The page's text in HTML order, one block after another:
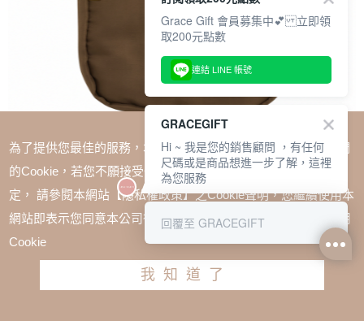
Wasabi Bear-黃芥末熊雙層斜背尼龍隨身包 咖
為了提供您最佳的服務，本網站會在您的電腦中放置並取用我們
的Cookie，若您不願接受Cookie時應如何變更電腦的Cookie設
定， 請參閱本網站【隱私權政策】之Cookie聲明，您繼續使用本
網站即表示您同意本公司得按本網站使用條款之Cookie聲明使用
Cookie
我知道了
Grace Gift 會員募集中💕 立即領
取200元點數
連結 LINE 帳號
GRACEGIFT
Hi ~ 我是您的銷售顧問 ，有任何
尺碼或是商品想進一步了解，這裡
為您服務
回覆至 GRACEGIFT